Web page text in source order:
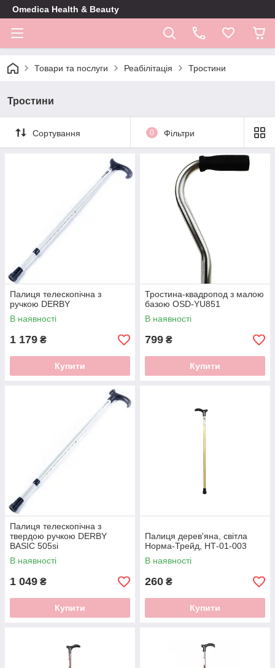
Omedica Health & Beauty
Товари та послуги Реабілітація Тростини
Тростини
Сортування 0 Фільтри
Палиця телескопічна з
ручкою DERBY
В наявності
1 179 ₴
Купити
Тростина-квадропод з малою
базою OSD-YU851
В наявності
799 ₴
Купити
Палиця телескопічна з
твердою ручкою DERBY
BASIC 505si
В наявності
1 049 ₴
Купити
Палиця дерев'яна, світла
Норма-Трейд, НТ-01-003
В наявності
260 ₴
Купити